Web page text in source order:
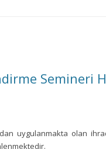
Semineri
uygulanmakta olan